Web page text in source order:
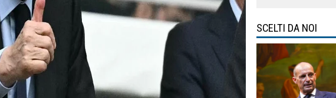
SCELTI DA NOI